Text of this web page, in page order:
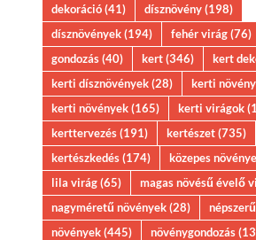
dekoráció(41) dísznövény(198)
dísznövények(194) fehér virág(76)
gondozás(40) kert(346) kert
kerti dísznövények(28) kerti növény
kerti növények(165) kerti virágok
kerttervezés(191) kertészet(735)
kertészkedés(174) közepes
lila virág(65) magas növésű évelő
nagyméretű növények(28)
növények(445) növénygondozás